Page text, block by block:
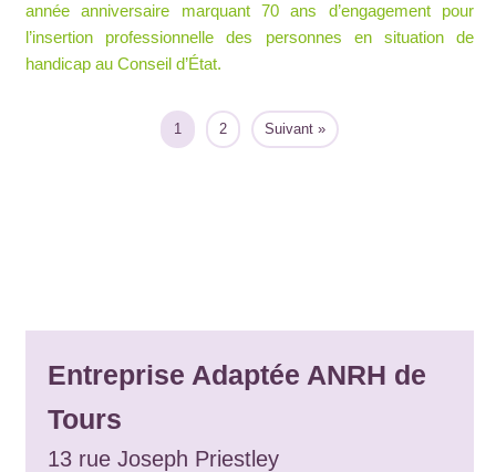
année anniversaire marquant 70 ans d’engagement pour
l’insertion professionnelle des personnes en situation de
handicap au Conseil d’État.
1 2 Suivant »
Entreprise Adaptée ANRH de
Tours
13 rue Joseph Priestley